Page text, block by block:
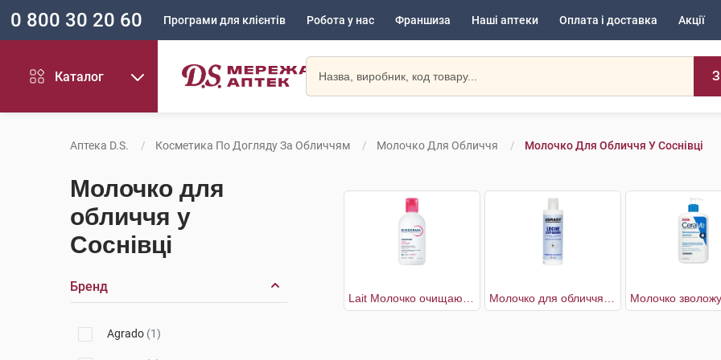
0 800 30 20 60 Програми для клієнтів Робота у нас Франшиза Наші аптеки Оплата і доставка Акції
Каталог
Аптека D.S. Косметика По Догляду За Обличчям Молочко Для Обличчя Молочко Для Обличчя У Соснівці
Молочко для
обличчя у
Соснівці
Бренд
Agrado (1)